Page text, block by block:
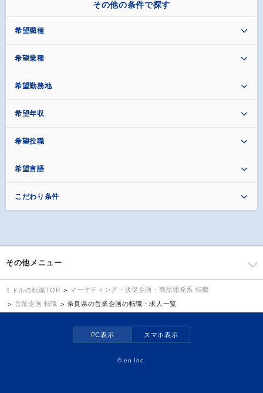
その他の条件で探す
希望職種
希望業種
希望勤務地
希望年収
希望役職
希望言語
こだわり条件
その他メニュー
ミドルの転職TOP
マーケティング・販促企画・商品開発系 転職
営業企画 転職
奈良県の営業企画の転職・求人一覧
PC表示 スマホ表示
©en Inc.